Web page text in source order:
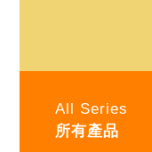
All Series
所有產品